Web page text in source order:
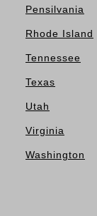
Pensilvania
Rhode Island
Tennessee
Texas
Utah
Virginia
Washington